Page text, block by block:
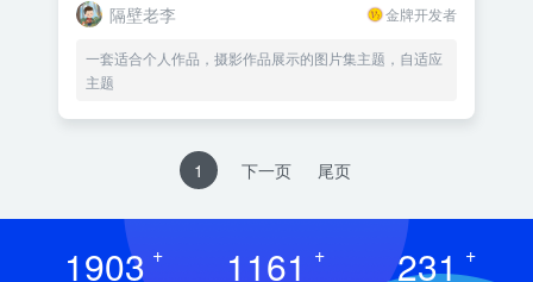
隔壁老李 金牌开发者
一套适合个人作品，摄影作品展示的图片集主题，自适应
主题
1 下一页 尾页
1903 + 1161 + 231 +